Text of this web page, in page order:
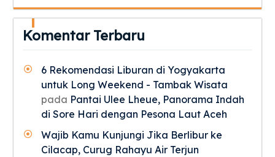
Komentar Terbaru
6 Rekomendasi Liburan di Yogyakarta
untuk Long Weekend - Tambak Wisata
pada Pantai Ulee Lheue, Panorama Indah
di Sore Hari dengan Pesona Laut Aceh
Wajib Kamu Kunjungi Jika Berlibur ke
Cilacap, Curug Rahayu Air Terjun